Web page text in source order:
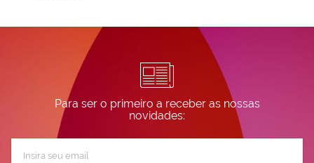
Para ser o primeiro a receber as nossas
novidades: